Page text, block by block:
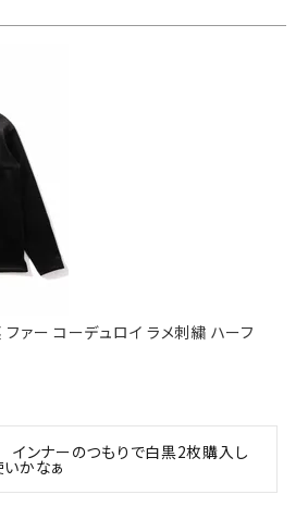
ァー コーデュロイ ラメ刺繍 ハーフ
インナーのつもりで白黒2枚購入し
かなぁ